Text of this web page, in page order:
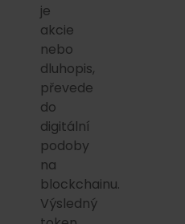
je
akcie
nebo
dluhopis,
převede
do
digitální
podoby
na
blockchainu.
Výsledný